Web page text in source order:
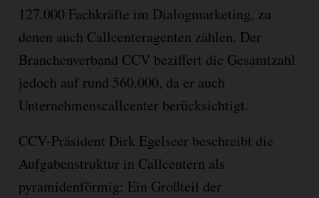
127.000 Fachkräfte im Dialogmarketing, zu
denen auch Callcenteragenten zählen. Der
Branchenverband CCV beziffert die Gesamtzahl
jedoch auf rund 560.000, da er auch
Unternehmenscallcenter berücksichtigt.
CCV-Präsident Dirk Egelseer beschreibt die
Aufgabenstruktur in Callcentern als
pyramidenförmig: Ein Großteil der